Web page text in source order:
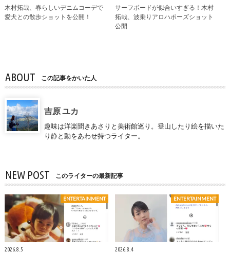
木村拓哉、春らしいデニムコーデで
愛犬との散歩ショットを公開！
サーフボードが似合いすぎる！木村
拓哉、波乗りアロハポーズショット
公開
ABOUT この記事をかいた人
吉原 ユカ
趣味は洋楽聞きあさりと美術館巡り。登山したり絵を描いた
り静と動をあわせ持つライター。
NEW POST このライターの最新記事
ENTERTAINMENT
2026.8.5
ENTERTAINMENT
2026.8.4